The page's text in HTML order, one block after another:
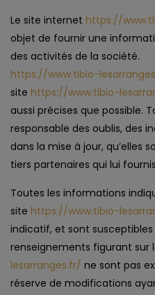
Le site internet https://
objet de fournir une
des activités de la société.
https://www.tibio-
site https://www.tibio-
aussi précises que possible.
responsable des oublis, des
dans la mise à jour, qu’elles
tiers partenaires qui lui
Toutes les informations
site https://www.tibio-
indicatif, et sont susceptibles
renseignements figurant sur
lesarranges.fr/ ne sont pas
réserve de modifications